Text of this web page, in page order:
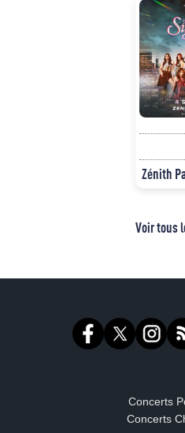
Zénith
Voir tous
Concerts
Concerts